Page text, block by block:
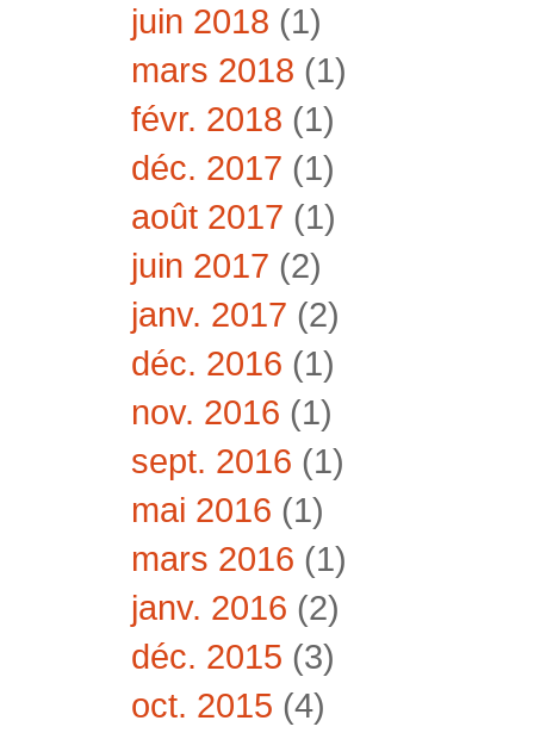
juin 2018 (1)
mars 2018 (1)
févr. 2018 (1)
déc. 2017 (1)
août 2017 (1)
juin 2017 (2)
janv. 2017 (2)
déc. 2016 (1)
nov. 2016 (1)
sept. 2016 (1)
mai 2016 (1)
mars 2016 (1)
janv. 2016 (2)
déc. 2015 (3)
oct. 2015 (4)